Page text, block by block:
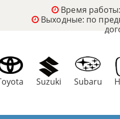
Время
Выходные: по
Suzuki Subaru